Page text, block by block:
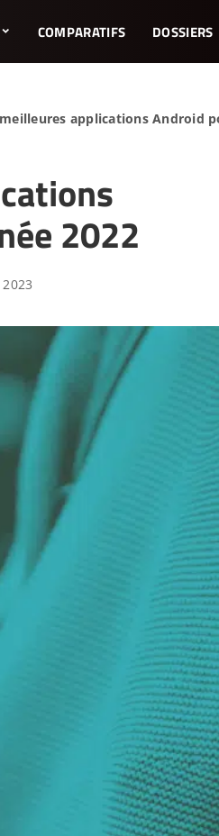
COMPARATIFS DOSSIERS
applications Android
2022